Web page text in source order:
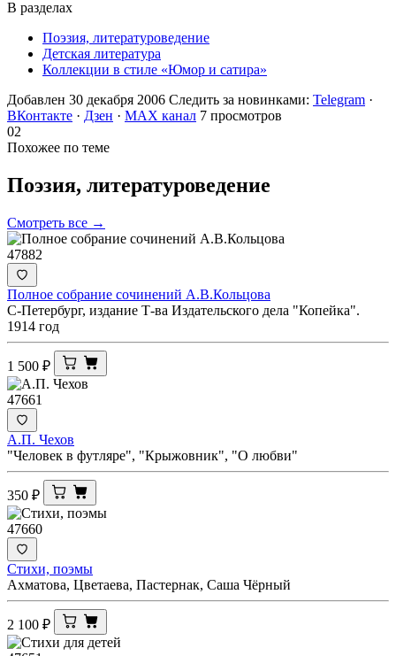
В разделах
Поэзия, литературоведение
Детская литература
Коллекции в стиле «Юмор и сатира»
Добавлен 30 декабря 2006 Следить за новинками: Telegram ·
ВКонтакте · Дзен · MAX канал 7 просмотров
02
Похожее по теме
Поэзия, литературоведение
Смотреть все →
47882
Полное собрание сочинений А.В.Кольцова
С-Петербург, издание Т-ва Издательского дела "Копейка".
1914 год
1 500 ₽
47661
А.П. Чехов
"Человек в футляре", "Крыжовник", "О любви"
350 ₽
47660
Стихи, поэмы
Ахматова, Цветаева, Пастернак, Саша Чёрный
2 100 ₽